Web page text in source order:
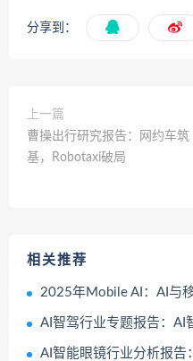
分享到：
上一篇
曹操出行研究报告：网约车筑
基，Robotaxi破局
相关推荐
2025年Mobile AI：AI与
AI智驾行业专题报告：AI
AI智能眼镜行业分析报告